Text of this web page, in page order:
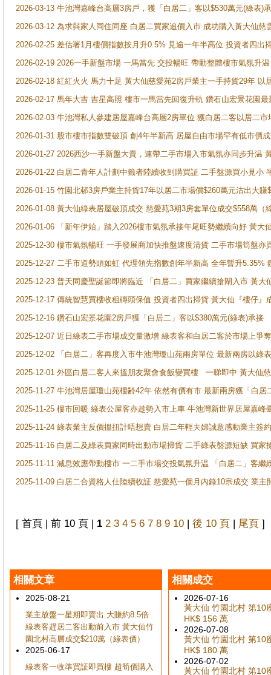
2026-03-13 牛池灣嘉峰台高層3房戶，獲「白居二」客以$530萬元(綠表)
2026-03-12 為求與家人同住同座 白居二買家追價入市 成功購入黃大仙
2026-02-25 差估署1月樓價指數按月升0.5% 見逾一年半高位 投資者四
2026-02-19 2026一手新盤市場 一馬當先 交投暢旺 帶動整體樓市氣氛升
2026-02-18 紅紅火火 馬力十足 黃大仙慈愛苑2房戶業主一手持貨29年 以
2026-02-17 馬年大吉 吉星高照 樓市一馬當先回復升軌 鑽石山宏景花園
2026-02-03 牛池灣私人參建居屋嘉峰台高層2房單位 獲白居二客以居二市
2026-01-31 股市樓市指數雙破頂 創4年半新高 居屋自由市場罕有低市價
2026-01-27 2026西沙一手新盤大賣，連帶二手市場入市氣氛亦同步升温
2026-01-22 白居二青年人計劃中籤者陸續收到購買証 二手盤源買小見小
2026-01-15 竹園北邨3房戶業主持貨17年以居二市場價$260萬元沽出大賺
2026-01-08 黃大仙綠表居屋破頂成交 慈愛苑3期3房套單位成交$558萬（
2026-01-06 「新年伊始」踏入2026樓市氣氛承接年尾旺勢繼續向好 黃
2025-12-30 樓市氣氛暢旺 一手發展商加快推盤速度清貨 二手市場筍盤
2025-12-27 二手市道勢頭如虹 代理領先指數創年半新高 全年暫升5.35%
2025-12-23 普天同慶聖誕節即將臨近 「白居二」買家繼續搶閘入市 黃
2025-12-17 傳統智慧買樓收租磚頭保值 投資者四出掃貨 黃大仙『樓仔
2025-12-16 鑽石山宏景花園2房戶獲「白居二」客以$380萬元(綠表)承接
2025-12-07 近日綠表二手市場成交量激增 綠表客和白居二客於市場上
2025-12-02 「白居二」客再度入市牛池灣瓊山苑兩房單位 最新兩房以綠
2025-12-01 外區白居二客人來搵朋友聚會食飯變買樓 一睇即中 黃大仙
2025-11-27 牛池灣居屋瓊山苑樓齢42年 依然有價有市 最新兩房獲「白居
2025-11-25 樓市回暖 綠表公屋客亦趁勢入市上車 牛池灣新世界居屋嘉峰
2025-11-24 綠表業主反價搵扭計唔想賣 白居二年輕夫婦誠意感動業主簽
2025-11-16 白居二及綠表買家同時出動市場掃貨 二手綠表盤源短缺 買
2025-11-11 減息效應帶動樓市 一二手市場交投氣氛升温 「白居二」客
2025-11-09 白居二合資格人仕陸續收証 慈愛苑一個月內錄10宗成交 業
[ 首頁 | 前 10 頁 | 1 2 3 4 5 6 7 8 9 10 | 後 10 頁 | 尾頁 ]
相關文章
2025-08-21
業主放盤一星期即賣出 大賺約8.5倍
綠表客趕居二客出動前入市 黃大仙竹
園北村高層成交$210萬（綠表價）
2025-06-17
綠表客一收準買証即買樓 超筍價購入
相關成交
2026-07-16
黃大仙 竹園北村 第10
HK$ 156 萬
2026-07-08
黃大仙 竹園北村 第10
HK$ 180 萬
2026-07-02
黃大仙 竹園北村 第10